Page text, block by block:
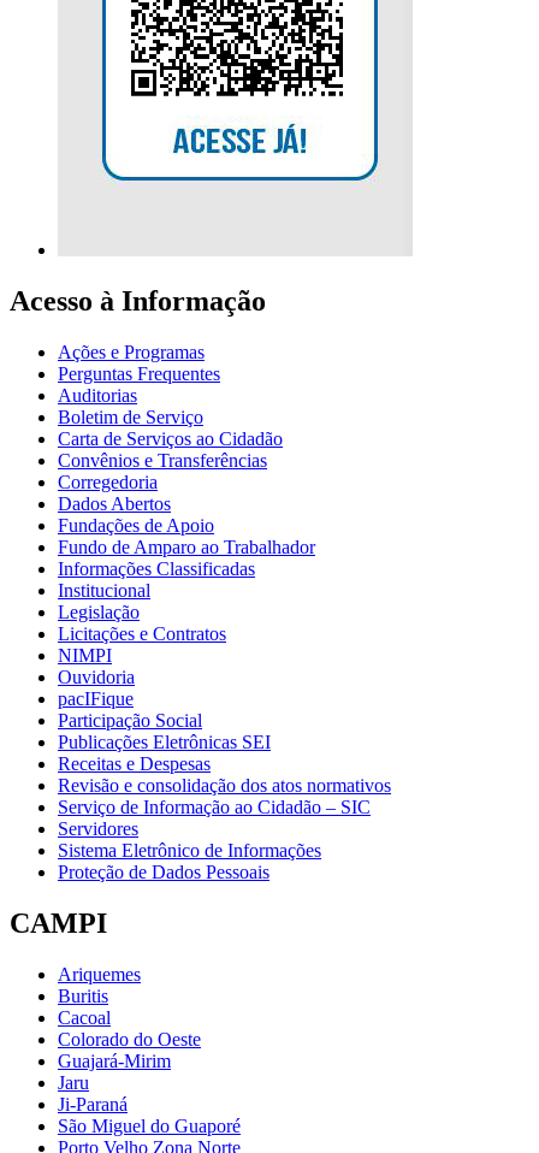
Acesso à Informação
Ações e Programas
Perguntas Frequentes
Auditorias
Boletim de Serviço
Carta de Serviços ao Cidadão
Convênios e Transferências
Corregedoria
Dados Abertos
Fundações de Apoio
Fundo de Amparo ao Trabalhador
Informações Classificadas
Institucional
Legislação
Licitações e Contratos
NIMPI
Ouvidoria
pacIFique
Participação Social
Publicações Eletrônicas SEI
Receitas e Despesas
Revisão e consolidação dos atos normativos
Serviço de Informação ao Cidadão – SIC
Servidores
Sistema Eletrônico de Informações
Proteção de Dados Pessoais
CAMPI
Ariquemes
Buritis
Cacoal
Colorado do Oeste
Guajará-Mirim
Jaru
Ji-Paraná
São Miguel do Guaporé
Porto Velho Zona Norte